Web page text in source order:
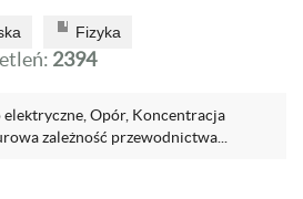
Fizyka
2394
Opór, Koncentracja
zależność przewodnictwa...